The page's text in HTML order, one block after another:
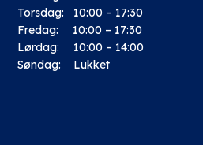
Torsdag:
10:00 – 17:30
Fredag:
10:00 – 17:30
Lørdag:
10:00 – 14:00
Søndag: Lukket